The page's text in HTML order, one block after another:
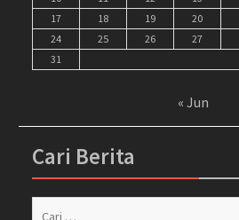
17
18 19 20
24
25 26 27
31
« Jun
Cari Berita